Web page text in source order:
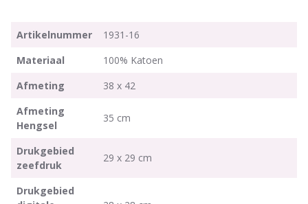
Artikelnummer
1931-16
Materiaal
100% Katoen
Afmeting
38 x 42
Afmeting
Hengsel
35 cm
Drukgebied
zeefdruk
29 x 29 cm
Drukgebied